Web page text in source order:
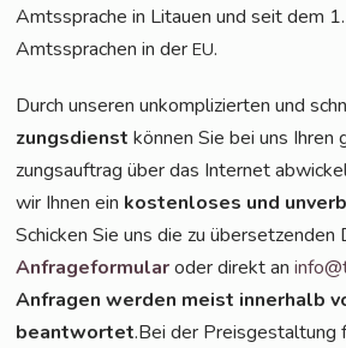
Amts­spra­che in Litau­en und seit dem
Amts­spra­chen in derEU.
Durch unse­ren unkom­pli­zier­ten und
zungs­dienst kön­nen Sie bei uns
zungs­auf­trag über das Inter­net
wir Ihnen ein kos­ten­lo­ses und
Schi­cken Sie uns die zu über­set­zen­den
Anfra­ge­for­mu­laroder direkt an
Anfra­gen wer­den meist inner­halb
beant­wor­tet.Bei der Preis­ge­stal­tung